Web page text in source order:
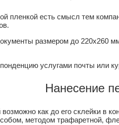
пленкой есть смысл тем
размером до 220х260
услугами почты или
Нанесение
как до его склейки в
методом трафаретной,